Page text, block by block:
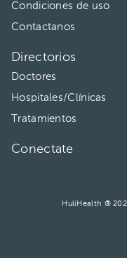
Condiciones de uso
Contactanos
Directorios
Doctores
Hospitales/Clínicas
Tratamientos
Conectate
HuliHealth ®